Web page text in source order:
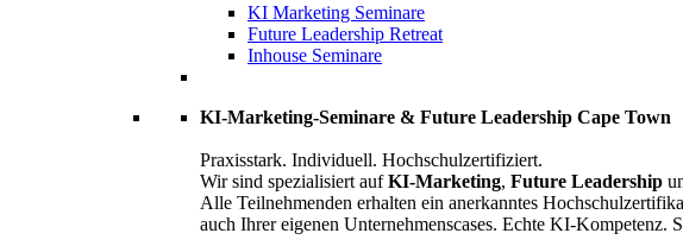
KI Marketing Seminare
Future Leadership Retreat
Inhouse Seminare
KI-Marketing-Seminare & Future Leadership Cape Town
Praxisstark. Individuell. Hochschulzertifiziert.
Wir sind spezialisiert aufKI-Marketing, Future Leadership
Alle Teilnehmenden erhalten ein anerkanntes
auch Ihrer eigenen Unternehmenscases. Echte KI-Kompetenz.